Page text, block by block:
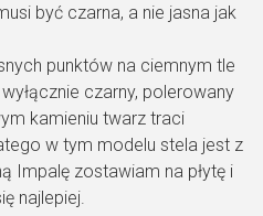
być czarna, a nie jasna jak
punktów na ciemnym tle
wyłącznie czarny, polerowany
kamieniu twarz traci
w tym modelu stela jest z
Impalę zostawiam na płytę i
najlepiej.